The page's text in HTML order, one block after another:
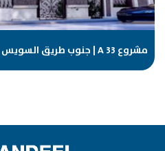
مشروع A 33 | جنوب طريق السويس | القاهرة الجديدة